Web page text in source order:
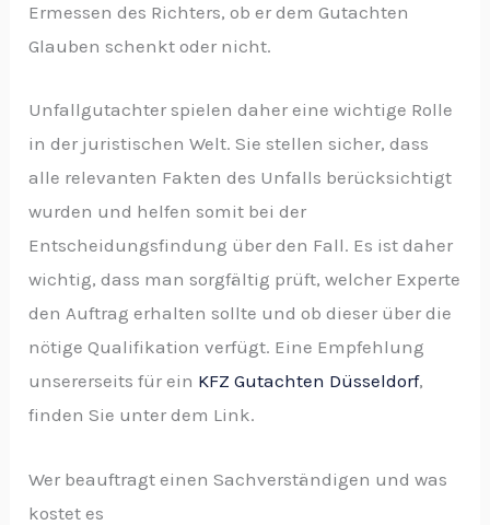
Ermessen des Richters, ob er dem Gutachten
Glauben schenkt oder nicht.
Unfallgutachter spielen daher eine wichtige Rolle
in der juristischen Welt. Sie stellen sicher, dass
alle relevanten Fakten des Unfalls berücksichtigt
wurden und helfen somit bei der
Entscheidungsfindung über den Fall. Es ist daher
wichtig, dass man sorgfältig prüft, welcher Experte
den Auftrag erhalten sollte und ob dieser über die
nötige Qualifikation verfügt. Eine Empfehlung
unsererseits für ein KFZ Gutachten Düsseldorf,
finden Sie unter dem Link.
Wer beauftragt einen Sachverständigen und was
kostet es